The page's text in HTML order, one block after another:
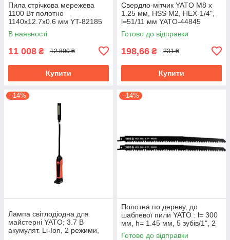
Пила стрічкова мережева
1100 Вт полотно
1140х12.7х0.6 мм YT-82185
В наявності
11 008 ₴ 12 800 ₴
Купити
Свердло-мітчик YATO М8 х
1.25 мм, HSS М2, HEX-1/4",
l=51/11 мм YATO-44845
Готово до відправки
198,66 ₴ 231 ₴
Купити
–14%
Лампа світлодіодна для
майстерні YATO; 3.7 В
акумулят. Li-Ion, 2 режими,
–14%
Полотна по дереву, до
шаблевої пили YATO : l= 300
мм, h= 1.45 мм, 5 зубів/1", 2
шт. YT-33920
Готово до відправки